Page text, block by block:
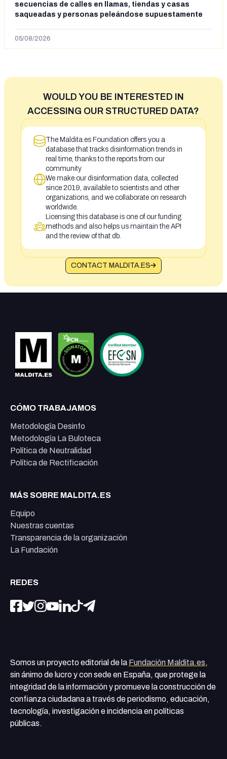
secuencias de calles en llamas, tiendas y casas
saqueadas y personas peleándose supuestamente
situación irregular a Ceuta
05/08/2026
WOULD YOU BE INTERESTED IN
ACCESSING OUR STRUCTURED DATA?
The Maldita.es Foundation offers you a
database that tracks disinformation trends in
real time, thanks to the reports from our
community
We make our disinformation data, collected
since 2019, available to scientists and other
organizations, and we collaborate on research
worldwide.
Licensing this database is one of our funding
methods and also helps us maintain the API
and the review of that db.
CONTACT MALDITA.ES
CÓMO TRABAJAMOS
Metodología Desinfo
Metodología La Buloteca
Política de Neutralidad
Política de Rectificación
MÁS SOBRE MALDITA.ES
Equipo
Nuestras cuentas
Transparencia de la organización
La Fundación
REDES
Somos un proyecto editorial de la Fundación Maldita.es,
sin ánimo de lucro y con sede en España, que protege la
integridad de la información y promueve la construcción de
confianza ciudadana a través de periodismo, educación,
tecnología, investigación e incidencia en políticas
públicas.